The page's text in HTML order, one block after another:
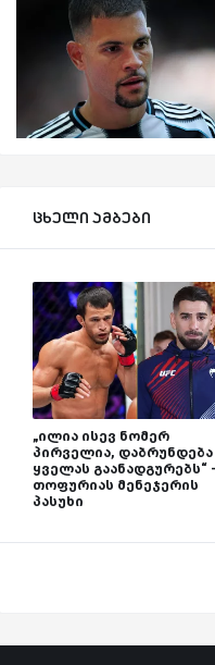
ცხელი ამბები
„ილია ისევ ნომერ
პირველია, დაბრუნდება
ყველას გაანადგურებს“ -
თოფურიას მენეჯერის
პასუხი